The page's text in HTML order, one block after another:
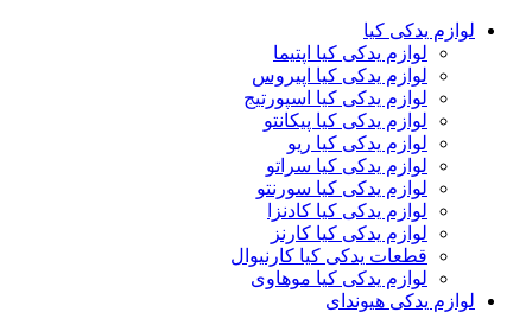
لوازم یدکی کیا
لوازم یدکی کیا اپتیما
لوازم یدکی کیا اپیروس
لوازم یدکی کیا اسپورتیج
لوازم یدکی کیا پیکانتو
لوازم یدکی کیا ریو
لوازم یدکی کیا سراتو
لوازم یدکی کیا سورنتو
لوازم یدکی کیا کادنزا
لوازم یدکی کیا کارنز
قطعات یدکی کیا کارنیوال
لوازم یدکی کیا موهاوی
لوازم یدکی هیوندای